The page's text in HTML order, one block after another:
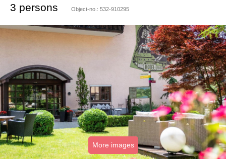
3 persons
Object-no.: 532-910295
More images